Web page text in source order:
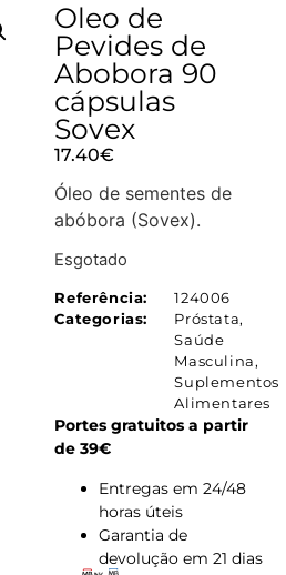
Oleo de
Pevides de
Abobora 90
cápsulas
Sovex
17.40€
Óleo de sementes de
abóbora (Sovex).
Esgotado
Referência:
124006
Categorias:
Próstata,
Saúde
Masculina,
Suplementos
Alimentares
Portes gratuitos a partir
de 39€
Entregas em 24/48
horas úteis
Garantia de
devolução em 21 dias